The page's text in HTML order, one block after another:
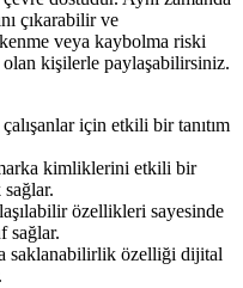
çıkarabilir ve
veya kaybolma riski
olan kişilerle paylaşabilirsiniz.
için etkili bir tanıtım
kimliklerini etkili bir
özellikleri sayesinde
sağlar.
saklanabilirlik özelliği dijital